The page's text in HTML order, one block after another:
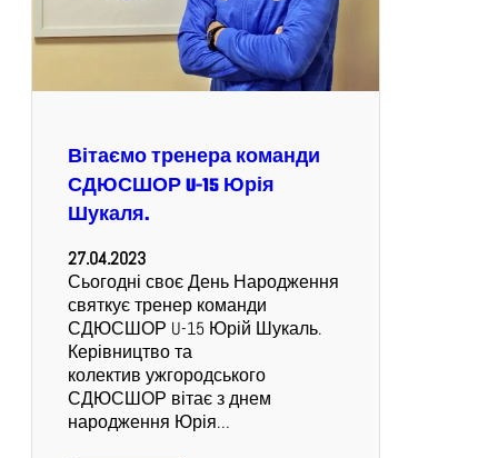
Вітаємо тренера команди
СДЮСШОР U-15 Юрія
Шукаля.
27.04.2023
Сьогодні своє День Народження
святкує тренер команди
СДЮСШОР U-15 Юрій Шукаль.
Керівництво та
колектив ужгородського
СДЮСШОР вітає з днем
народження Юрія…